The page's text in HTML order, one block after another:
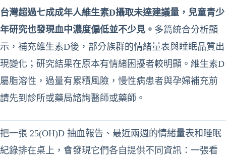
台灣超過七成成年人維生素D攝取未達建議量，兒童青少
年研究也發現血中濃度偏低並不少見。 多篇統合分析顯
示，補充維生素D後，部分族群的情緒量表與睡眠品質出
現變化；研究結果在原本有情緒困擾者較明顯。維生素D
屬脂溶性，過量有累積風險，慢性病患者與孕婦補充前
請先到診所或藥局諮詢醫師或藥師。
把一張 25(OH)D 抽血報告、最近兩週的情緒量表和睡眠
紀錄排在桌上，會發現它們各自提供不同資訊：一張看